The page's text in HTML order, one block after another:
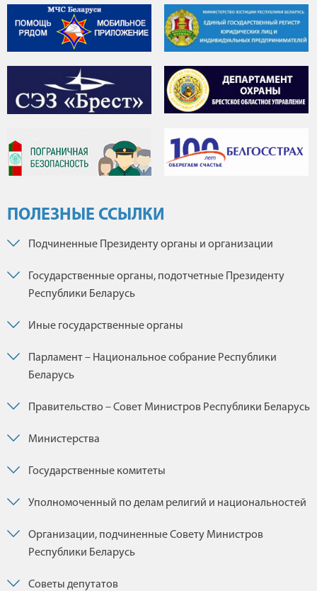
ПОЛЕЗНЫЕ ССЫЛКИ
Подчиненные Президенту органы и организации
Государственные органы, подотчетные Президенту
Республики Беларусь
Иные государственные органы
Парламент – Национальное собрание Республики
Беларусь
Правительство – Совет Министров Республики Беларусь
Министерства
Государственные комитеты
Уполномоченный по делам религий и национальностей
Организации, подчиненные Совету Министров
Республики Беларусь
Советы депутатов